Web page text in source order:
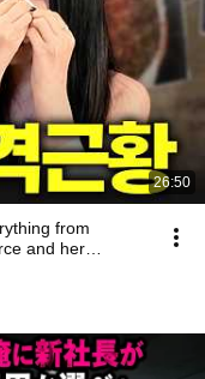
26:50
from
and her